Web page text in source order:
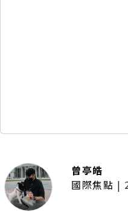
曾亭皓
國際焦點 |